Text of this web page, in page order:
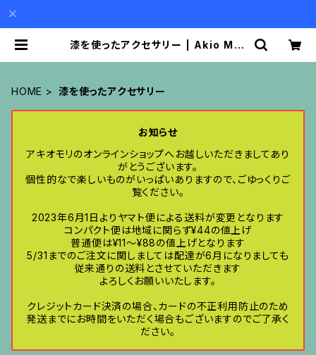
漆を使ったアクセサリー | Akio Mor
HOME 漆を使ったアクセサリー
お知らせ
アキオモリのオンラインショップへお越しいただきましてあり
がとうございます。
個性的なで楽しいものがいっぱいありますので、ごゆっくりご
覧ください。
2023年6月1日よりヤマト便による送料が変更となります
コンパクト便は地域に関らず¥44の値上げ
普通便は¥11〜¥88の値上げとなります
5/31までのご注文に関しましては配達が6月になりましても
従来通りの送料とさせていただきます
よろしくお願いいたします。
クレジットカード決済の場合、カードの不正利用防止のため
発送までにお時間をいただく場合もございますのでご了承く
ださい。